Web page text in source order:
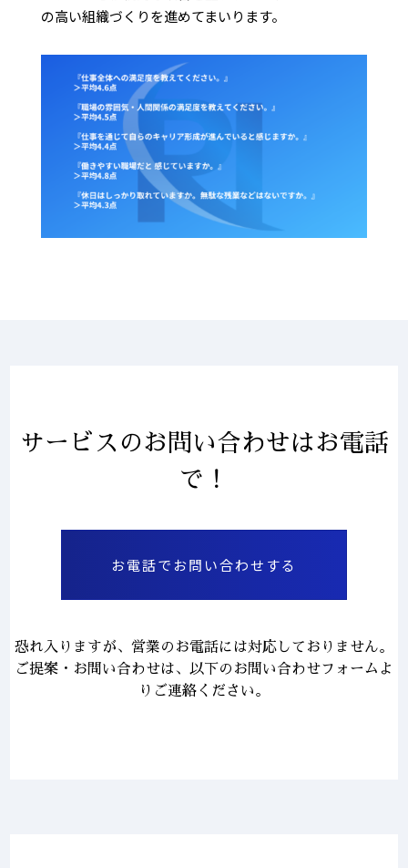
の高い組織づくりを進めてまいります。
サービスのお問い合わせはお電話
で！
お電話でお問い合わせする
恐れ入りますが、営業のお電話には対応しておりません。
ご提案・お問い合わせは、以下のお問い合わせフォームよ
りご連絡ください。